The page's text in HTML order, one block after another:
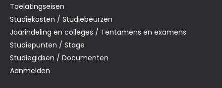
Toelatingseisen
Studiekosten / Studiebeurzen
Jaarindeling en colleges / Tentamens en examens
Studiepunten / Stage
Studiegidsen / Documenten
Aanmelden